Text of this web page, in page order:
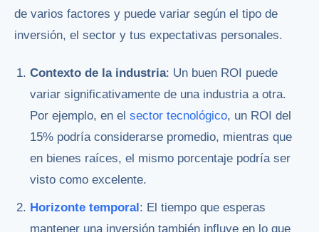
de varios factores y puede variar según el tipo de
inversión, el sector y tus expectativas personales.
Contexto de la industria: Un buen ROI puede
variar significativamente de una industria a otra.
Por ejemplo, en elsector tecnológico, un ROI del
15% podría considerarse promedio, mientras que
en bienes raíces, el mismo porcentaje podría ser
visto como excelente.
Horizonte temporal : El tiempo que esperas
mantener una inversión también influye en lo que